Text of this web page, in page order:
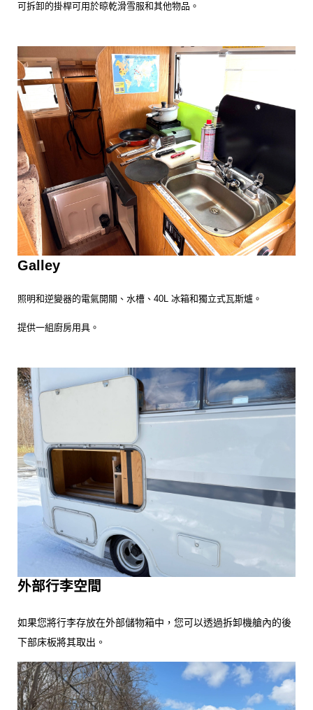
可拆卸的掛桿可用於晾乾滑雪服和其他物品。
Galley
照明和逆變器的電氣開關、水槽、40L 冰箱和獨立式瓦斯爐。
提供一組廚房用具。
外部行李空間
如果您將行李存放在外部儲物箱中，您可以透過拆卸機艙內的後
下部床板將其取出。